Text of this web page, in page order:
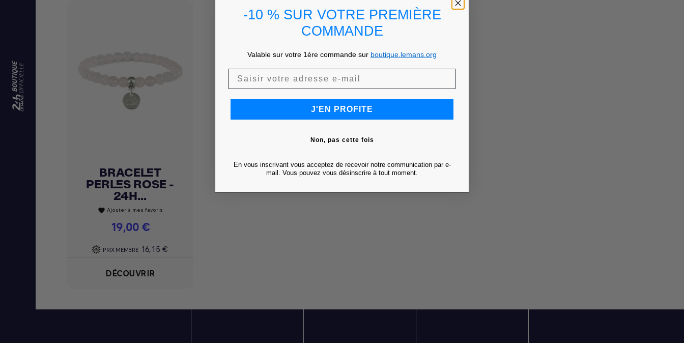
Achat express
BRACELET
PERLES ROSE -
24H...
favorite Ajouter à mes favoris
Prix
19,00 €
PRIX MEMBRE 16,15 €
DÉCOUVRIR
-10 % SUR VOTRE PREMIÈRE
COMMANDE
Valable sur votre 1ère commande sur boutique.lemans.org
J'EN PROFITE
Non, pas cette fois
En vous inscrivant vous acceptez de recevoir notre communication par e-
mail. Vous pouvez vous désinscrire à tout moment.